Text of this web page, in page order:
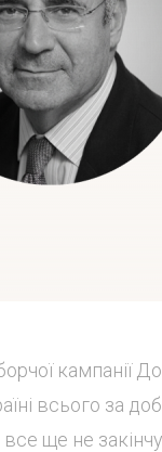
кампанії
всього за
ще не